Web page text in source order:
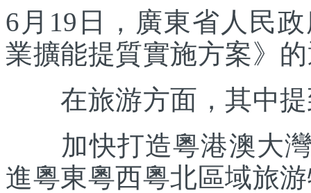
6月19日，廣東省人民
業擴能提質實施方案》
在旅游方面，其中提
加快打造粵港澳大灣
進粵東粵西粵北區域旅